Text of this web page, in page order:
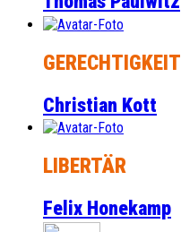
GERECHTIGKEIT
Christian Kott
LIBERTÄR
Felix Honekamp